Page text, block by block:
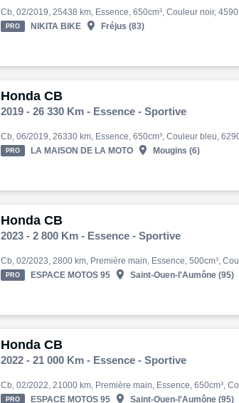
PRO NIKITA BIKE  Fréjus (83)
Honda CB
2019 - 26 330 Km - Essence - Sportive
PRO LA MAISON DE LA MOTO  Mougins (6)
Honda CB
2023 - 2 800 Km - Essence - Sportive
PRO ESPACE MOTOS 95  Saint-Ouen-l'Aumône (95)
Honda CB
2022 - 21 000 Km - Essence - Sportive
PRO ESPACE MOTOS 95  Saint-Ouen-l'Aumône (95)